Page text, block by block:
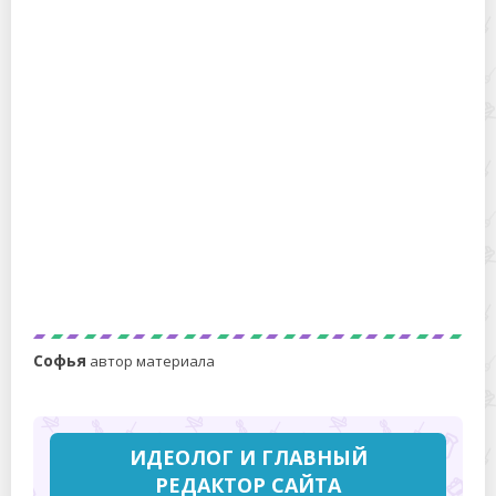
Софья автор материала
ИДЕОЛОГ И ГЛАВНЫЙ
РЕДАКТОР САЙТА